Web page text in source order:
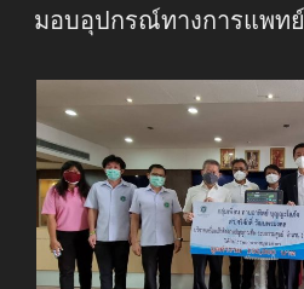
ON
มอบอุปกรณ์ทางการแพทย์